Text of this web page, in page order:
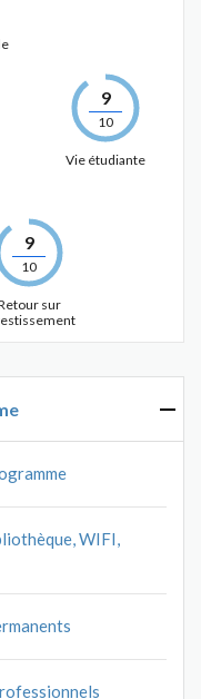
9
10
Vie étudiante
9
10
sur
WIFI,